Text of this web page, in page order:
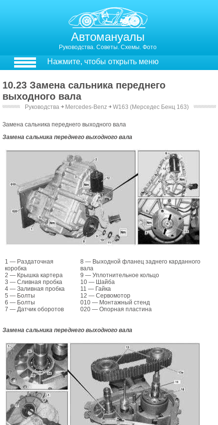
Автомануалы
Руководства. Советы. Схемы. Фото
Нажмите, чтобы открыть меню
10.23 Замена сальника переднего
выходного вала
Руководства ￫ Mercedes-Benz ￫ W163 (Мерседес Бенц 163)
Замена сальника переднего выходного вала
Замена сальника переднего выходного вала
1 — Раздаточная
коробка
2 — Крышка картера
3 — Сливная пробка
4 — Заливная пробка
5 — Болты
6 — Болты
7 — Датчик оборотов
8 — Выходной фланец заднего карданного
вала
9 — Уплотнительное кольцо
10 — Шайба
11 — Гайка
12 — Сервомотор
010 — Монтажный стенд
020 — Опорная пластина
Замена сальника переднего выходного вала